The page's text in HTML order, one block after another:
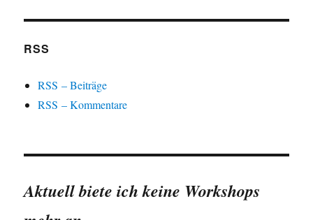
RSS
RSS – Beiträge
RSS – Kommentare
Aktuell biete ich keine Workshops